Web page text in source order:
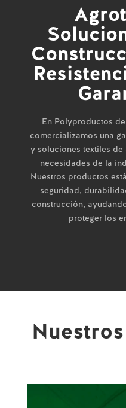
En Polyproductos
comercializamos una
y soluciones textiles
necesidades de la
Nuestros productos
seguridad,
construcción,
proteger los